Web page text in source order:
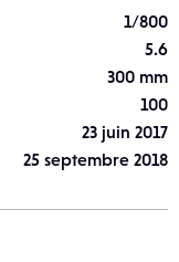
1/800
5.6
300 mm
100
23 juin 2017
25 septembre 2018